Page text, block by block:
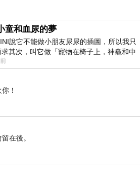
豔的法國時尚，agnes b.獨樹
配天然材質的簡約風格更讓人
b.少了華麗炫爛的舞台
自在的詮釋方式，源源不斷
股人文藝術氣息。
童和血尿的夢
說它不能做小朋友尿尿的插圖，所以我只
其次，叫它做「寵物在椅子上，神龕和中
」的畫了。 六月底
！
在後。